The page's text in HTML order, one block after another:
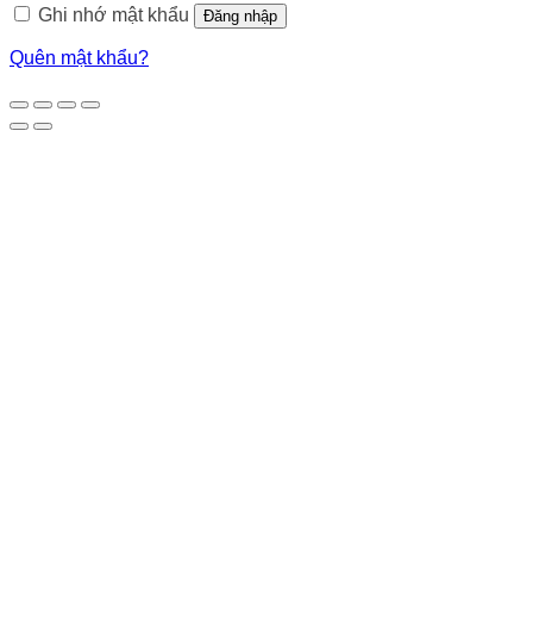
Ghi nhớ mật khẩu
Đăng nhập
Quên mật khẩu?